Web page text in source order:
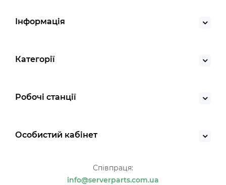
Інформація
Категорії
Робочі станції
Особистий кабінет
Співпраця:
info@serverparts.com.ua